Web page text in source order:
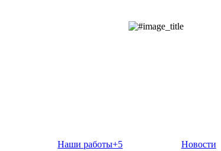
Наши работы+5 Новости